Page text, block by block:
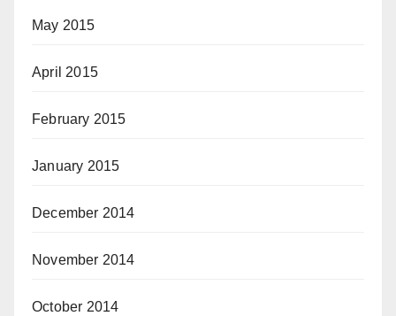
May 2015
April 2015
February 2015
January 2015
December 2014
November 2014
October 2014